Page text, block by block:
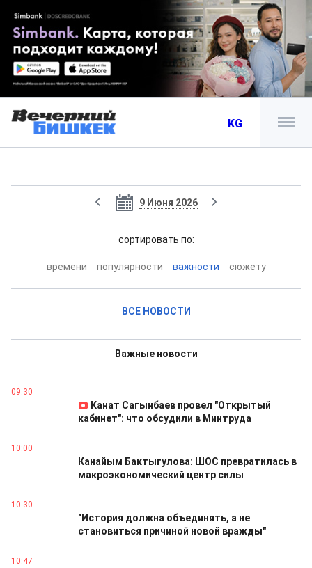
KG
9 Июня 2026
cортировать по:
времени популярности важности сюжету
ВСЕ НОВОСТИ
Важные новости
09:30
Канат Сагынбаев провел "Открытый
кабинет": что обсудили в Минтруда
10:00
Канайым Бактыгулова: ШОС превратилась в
макроэкономический центр силы
10:30
"История должна объединять, а не
становиться причиной новой вражды"
10:47